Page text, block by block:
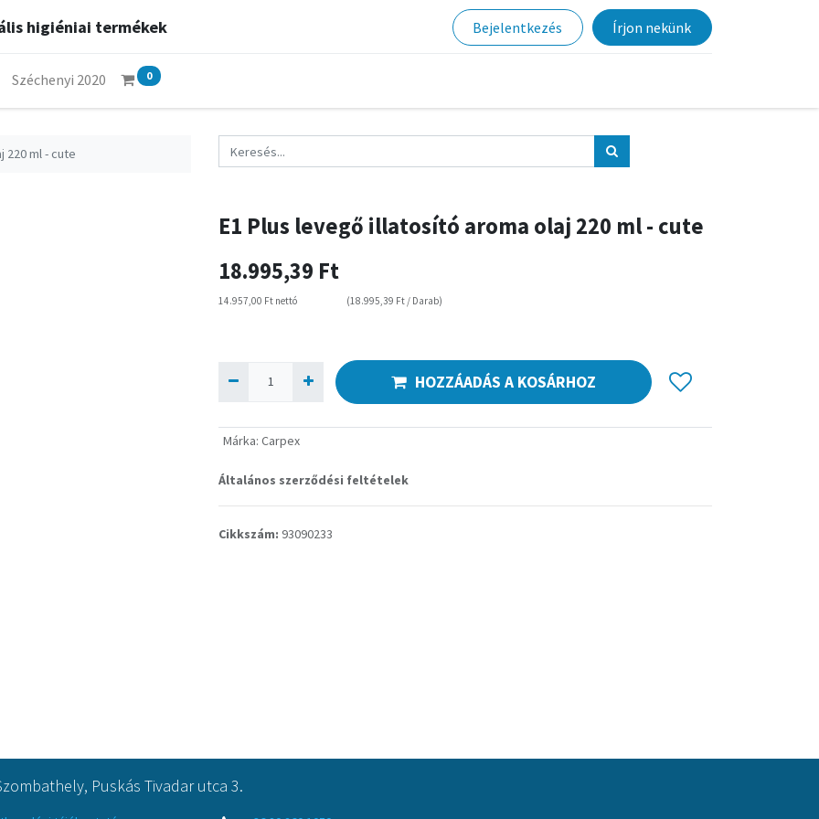
higiéniai termékek Bejelentkezés Írjon nekünk
Széchenyi 2020 0
220 ml - cute
E1 Plus levegő illatosító aroma olaj 220 ml - cute
18.995,39 Ft
14.957,00 Ft nettó (18.995,39 Ft / Darab)
HOZZÁADÁS A KOSÁRHOZ
Márka: Carpex
Általános szerződési feltételek
Cikkszám: 93090233
Puskás Tivadar utca 3.